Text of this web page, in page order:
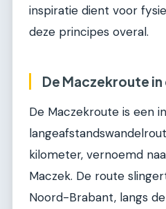
inspiratie dient voor
deze principes overal.
De Maczekroute
De Maczekroute is een
kilometer, vernoemd
Maczek. De route
Noord-Brabant, langs